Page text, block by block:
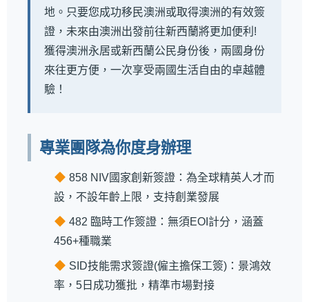
地。只要您成功移民澳洲或取得澳洲的有效簽
證，未來由澳洲出發前往新西蘭將更加便利!
獲得澳洲永居或新西蘭公民身份後，兩國身份
來往更方便，一次享受兩國生活自由的卓越體
驗！
專業團隊為你度身辦理
858 NIV國家創新簽證：為全球精英人才而
設，不設年齡上限，支持創業發展
482 臨時工作簽證：無須EOI計分，涵蓋
456+種職業
SID技能需求簽證(僱主擔保工簽)：景鴻效
率，5日成功獲批，精準市場對接